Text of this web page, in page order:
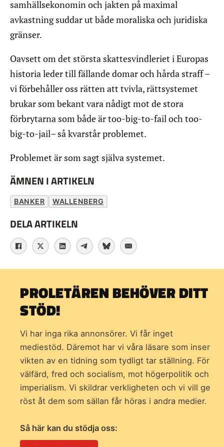
samhällsekonomin och jakten på maximal
avkastning suddar ut både moraliska och juridiska
gränser.
Oavsett om det största skattesvindleriet i Europas
historia leder till fällande domar och hårda straff –
vi förbehåller oss rätten att tvivla, rättsystemet
brukar som bekant vara nådigt mot de stora
förbrytarna som både är too-big-to-fail och too-
big-to-jail– så kvarstår problemet.
Problemet är som sagt själva systemet.
ÄMNEN I ARTIKELN
BANKER WALLENBERG
DELA ARTIKELN
PROLETÄREN BEHÖVER DITT
STÖD!
Vi har inga rika annonsörer. Vi får inget
mediestöd. Däremot har vi våra läsare som inser
vikten av en tidning som tydligt tar ställning. För
välfärd, fred och socialism, mot högerpolitik och
imperialism. Vi skildrar verkligheten och vi vill ge
röst åt dem som sällan får höras i andra medier.
Så här kan du stödja oss: